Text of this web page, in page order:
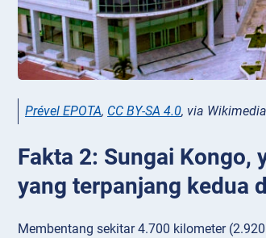
Prével EPOTA, CC BY-SA 4.0, via
Fakta 2: Sungai Kongo,
yang terpanjang kedua
Membentang sekitar 4.700 kilometer